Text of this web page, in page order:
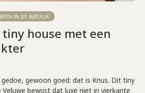
IN DE NATUUR
tiny house met een
gewoon goed: dat is Knus. Dit tiny
Veluwe bewijst dat luxe niet in vierkante